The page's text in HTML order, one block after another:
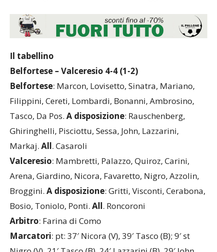
Il tabellino
Belfortese – Valceresio 4-4 (1-2)
Filippini, Cereti, Lombardi, Bonanni, Ambrosino,
Ghiringhelli, Pisciottu, Sessa, John, Lazzarini,
Markaj.
All
Arena, Giardino, Nicora, Favaretto, Nigro, Azzolin,
disposizione
Bosio, Toniolo, Ponti.
Arbitro
: Farina di Como